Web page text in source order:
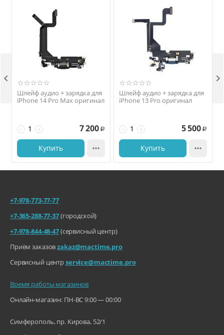
Шлейф аудио + зарядка для
iPhone 14 Pro Max оригинал
+
− 7 200 Р
Купить 
Шлейф аудио + зарядка для
iPhone 13 Pro оригинал
+
− 5 500 Р
Купить 
 
+7-978-773-77-77
+7-365-288-77-37(городской)
+7-978-844-48-47(сервисный центр)
Приём заказовzakaz@mactime.pro
Сервисный центрservice@mactime.pro
Время работы магазинов
Онлайн-магазин: ПН-ВС 9:00 — 00:00
Симферополь, пр. Кирова, 52/1